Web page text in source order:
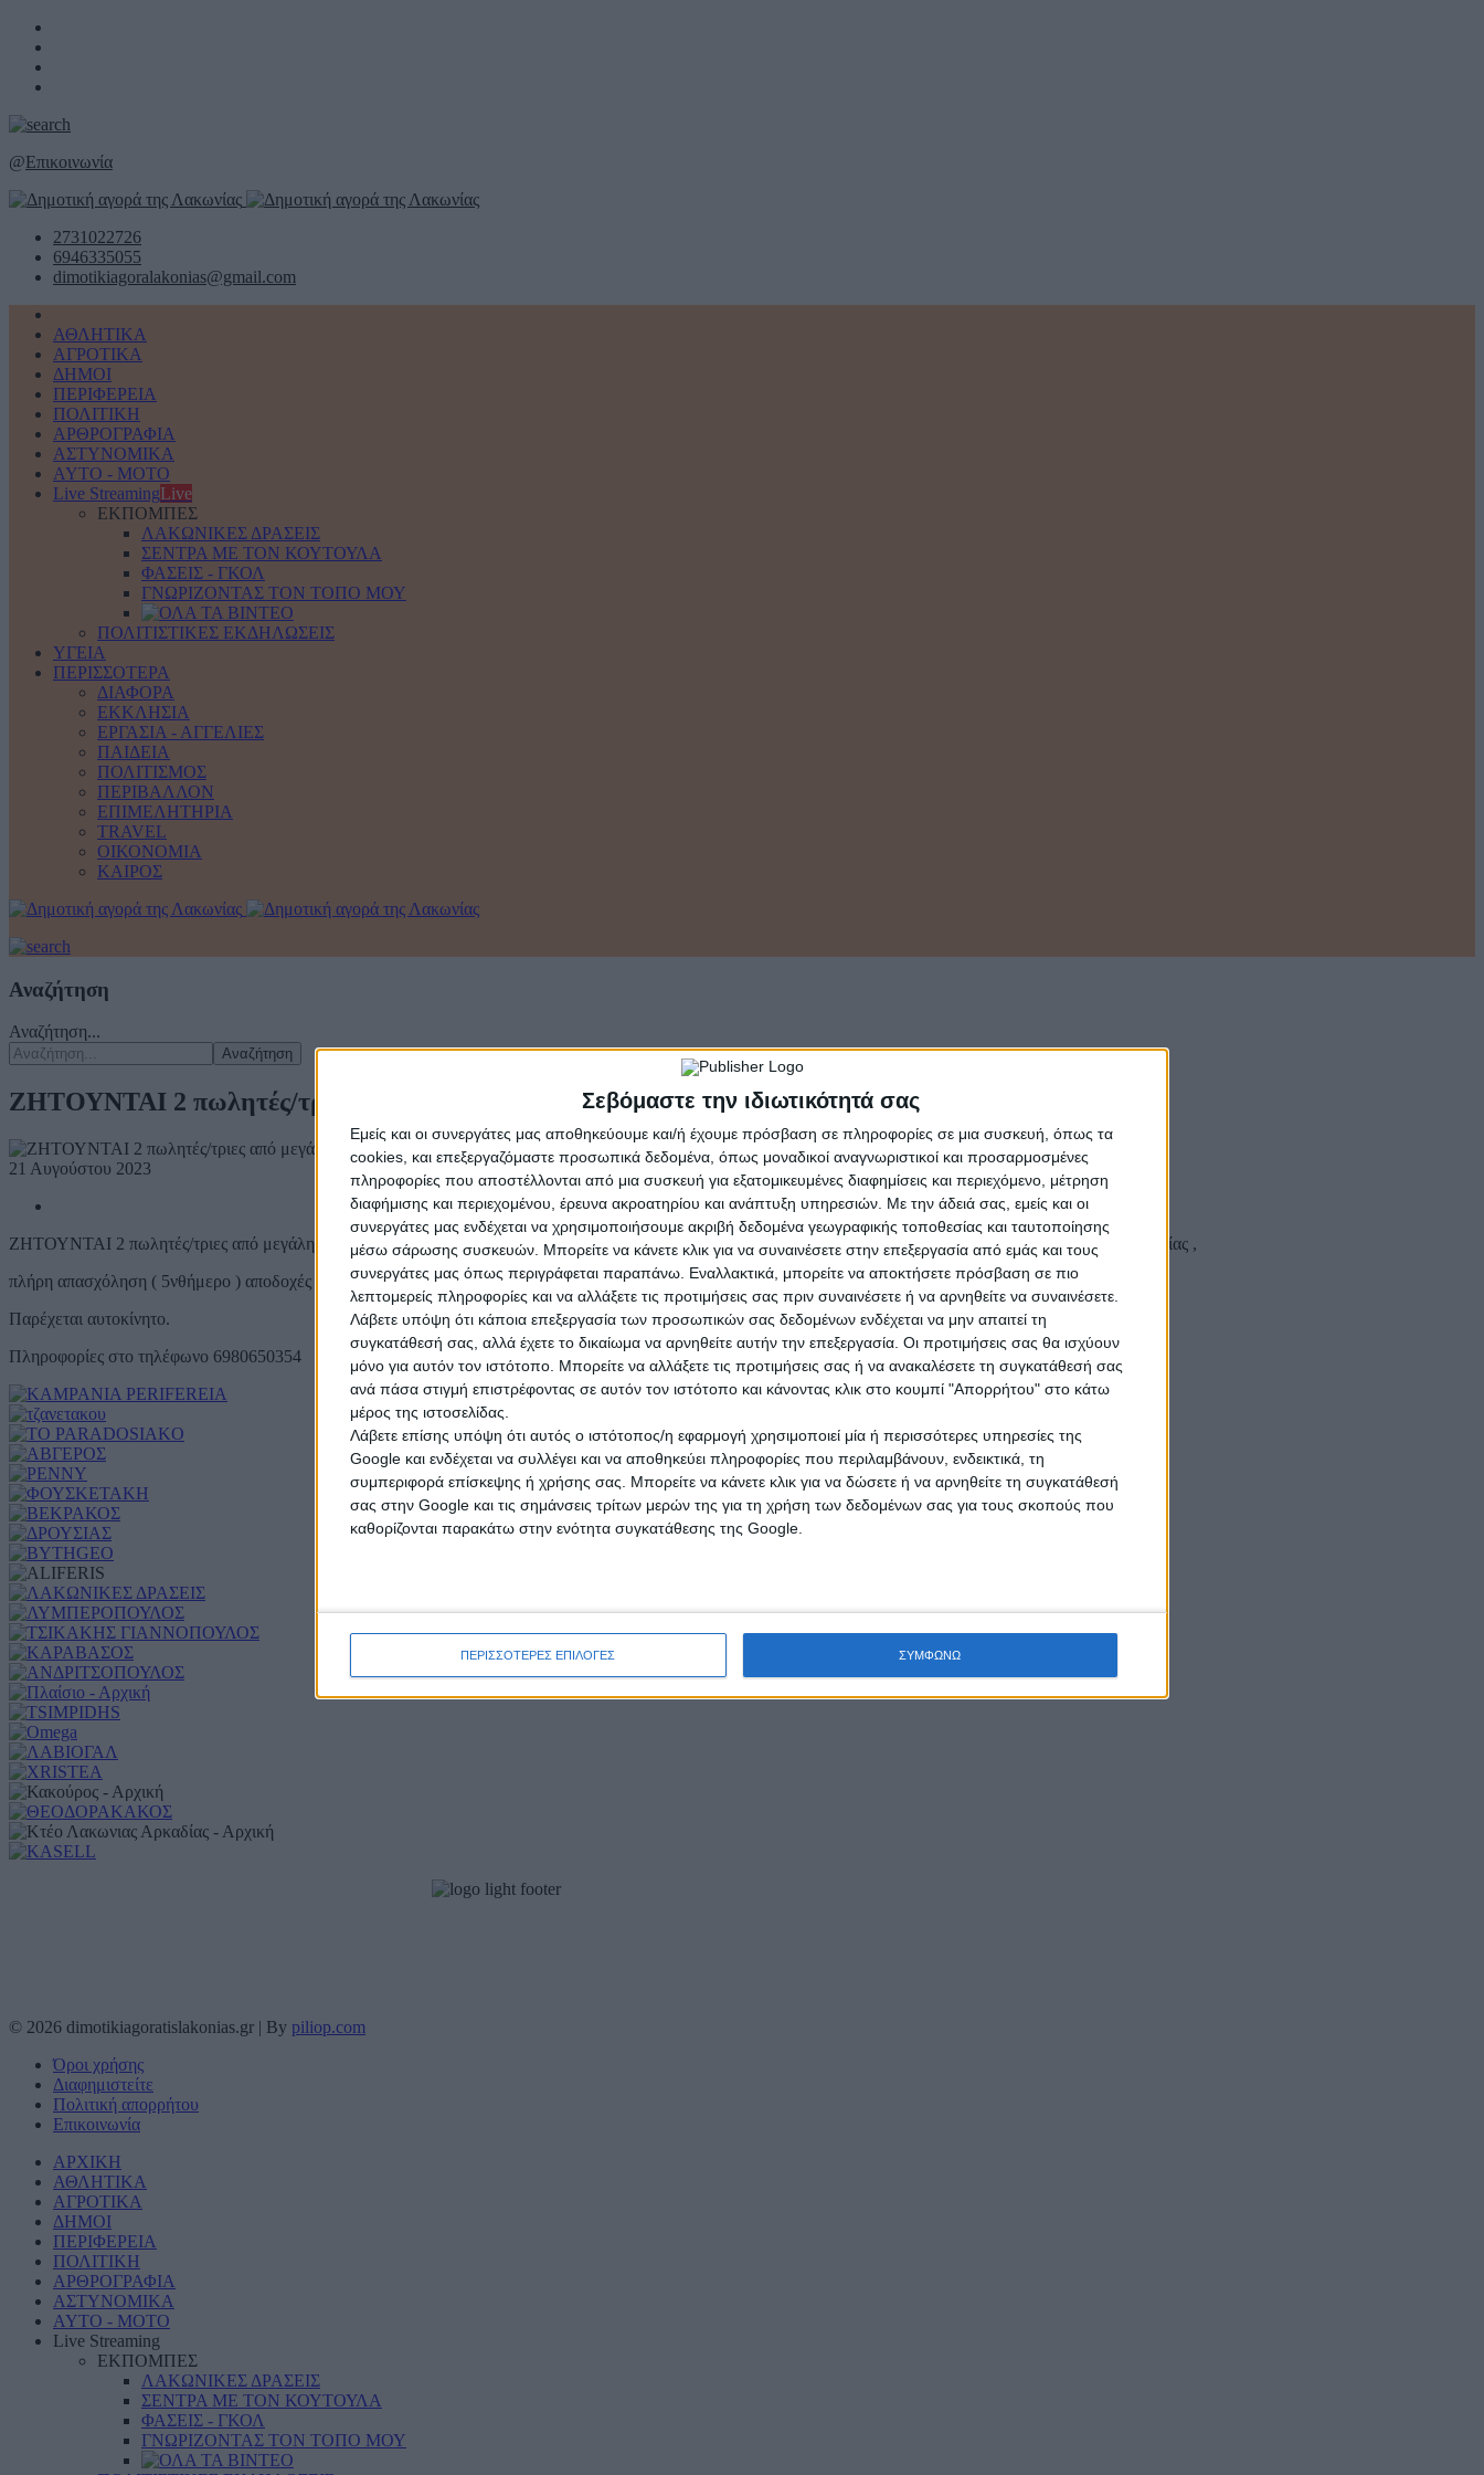
Σεβόμαστε την ιδιωτικότητά σας
Εμείς και οι συνεργάτες μας αποθηκεύουμε και/ή έχουμε πρόσβαση σε πληροφορίες σε μια συσκευή, όπως τα
cookies, και επεξεργαζόμαστε προσωπικά δεδομένα, όπως μοναδικοί αναγνωριστικοί και προσαρμοσμένες
πληροφορίες που αποστέλλονται από μια συσκευή για εξατομικευμένες διαφημίσεις και περιεχόμενο, μέτρηση
διαφήμισης και περιεχομένου, έρευνα ακροατηρίου και ανάπτυξη υπηρεσιών. Με την άδειά σας, εμείς και οι
συνεργάτες μας ενδέχεται να χρησιμοποιήσουμε ακριβή δεδομένα γεωγραφικής τοποθεσίας και ταυτοποίησης
μέσω σάρωσης συσκευών. Μπορείτε να κάνετε κλικ για να συναινέσετε στην επεξεργασία από εμάς και τους
συνεργάτες μας όπως περιγράφεται παραπάνω. Εναλλακτικά, μπορείτε να αποκτήσετε πρόσβαση σε πιο
λεπτομερείς πληροφορίες και να αλλάξετε τις προτιμήσεις σας πριν συναινέσετε ή να αρνηθείτε να συναινέσετε.
Λάβετε υπόψη ότι κάποια επεξεργασία των προσωπικών σας δεδομένων ενδέχεται να μην απαιτεί τη
συγκατάθεσή σας, αλλά έχετε το δικαίωμα να αρνηθείτε αυτήν την επεξεργασία. Οι προτιμήσεις σας θα ισχύουν
μόνο για αυτόν τον ιστότοπο. Μπορείτε να αλλάξετε τις προτιμήσεις σας ή να ανακαλέσετε τη συγκατάθεσή σας
ανά πάσα στιγμή επιστρέφοντας σε αυτόν τον ιστότοπο και κάνοντας κλικ στο κουμπί "Απορρήτου" στο κάτω
μέρος της ιστοσελίδας.
Λάβετε επίσης υπόψη ότι αυτός ο ιστότοπος/η εφαρμογή χρησιμοποιεί μία ή περισσότερες υπηρεσίες της
Google και ενδέχεται να συλλέγει και να αποθηκεύει πληροφορίες που περιλαμβάνουν, ενδεικτικά, τη
συμπεριφορά επίσκεψης ή χρήσης σας. Μπορείτε να κάνετε κλικ για να δώσετε ή να αρνηθείτε τη συγκατάθεσή
σας στην Google και τις σημάνσεις τρίτων μερών της για τη χρήση των δεδομένων σας για τους σκοπούς που
καθορίζονται παρακάτω στην ενότητα συγκατάθεσης της Google.
ΠΕΡΙΣΣΟΤΕΡΕΣ ΕΠΙΛΟΓΕΣ ΣΥΜΦΩΝΩ
@Επικοινωνία
2731022726
6946335055
dimotikiagoralakonias@gmail.com
ΑΘΛΗΤΙΚΑ
ΑΓΡΟΤΙΚΑ
ΔΗΜΟΙ
ΠΕΡΙΦΕΡΕΙΑ
ΠΟΛΙΤΙΚΗ
ΑΡΘΡΟΓΡΑΦΙΑ
ΑΣΤΥΝΟΜΙΚΑ
AYTO - MOTO
Live StreamingLive
ΕΚΠΟΜΠΕΣ
ΛΑΚΩΝΙΚΕΣ ΔΡΑΣΕΙΣ
ΣΕΝΤΡΑ ΜΕ ΤΟΝ ΚΟΥΤΟΥΛΑ
ΦΑΣΕΙΣ - ΓΚΟΛ
ΓΝΩΡΙΖΟΝΤΑΣ ΤΟΝ ΤΟΠΟ ΜΟΥ
ΠΟΛΙΤΙΣΤΙΚΕΣ ΕΚΔΗΛΩΣΕΙΣ
ΥΓΕΙΑ
ΠΕΡΙΣΣΟΤΕΡΑ
ΔΙΑΦΟΡΑ
ΕΚΚΛΗΣΙΑ
ΕΡΓΑΣΙΑ - ΑΓΓΕΛΙΕΣ
ΠΑΙΔΕΙΑ
ΠΟΛΙΤΙΣΜΟΣ
ΠΕΡΙΒΑΛΛΟΝ
ΕΠΙΜΕΛΗΤΗΡΙΑ
TRAVEL
ΟΙΚΟΝΟΜΙΑ
ΚΑΙΡΟΣ
Αναζήτηση
Αναζήτηση...
Αναζήτηση
ΖΗΤΟΥΝΤΑΙ 2 πωλητές/τριες από μεγάλη εταιρία για άμεση πρόσληψη
21 Αυγούστου 2023
ΖΗΤΟΥΝΤΑΙ 2 πωλητές/τριες από μεγάλη εταιρία στο χονδρικό εμπόριο αναλώσιμων - ζωοτροφών με έδρα την Καλαμάτα για άμεση πρόσληψη στο Νομό Λακωνίας ,
πλήρη απασχόληση ( 5νθήμερο ) αποδοχές πάνω του βασικού.
Παρέχεται αυτοκίνητο.
Πληροφορίες στο τηλέφωνο 6980650354
© 2026 dimotikiagoratislakonias.gr | By piliop.com
Όροι χρήσης
Διαφημιστείτε
Πολιτική απορρήτου
Επικοινωνία
ΑΡΧΙΚΗ
ΑΘΛΗΤΙΚΑ
ΑΓΡΟΤΙΚΑ
ΔΗΜΟΙ
ΠΕΡΙΦΕΡΕΙΑ
ΠΟΛΙΤΙΚΗ
ΑΡΘΡΟΓΡΑΦΙΑ
ΑΣΤΥΝΟΜΙΚΑ
AYTO - MOTO
Live Streaming
ΕΚΠΟΜΠΕΣ
ΛΑΚΩΝΙΚΕΣ ΔΡΑΣΕΙΣ
ΣΕΝΤΡΑ ΜΕ ΤΟΝ ΚΟΥΤΟΥΛΑ
ΦΑΣΕΙΣ - ΓΚΟΛ
ΓΝΩΡΙΖΟΝΤΑΣ ΤΟΝ ΤΟΠΟ ΜΟΥ